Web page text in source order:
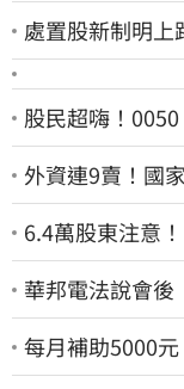
處置股新制明
股民超嗨！
外資連9賣！國
6.4萬股東注意
華邦電法說會
每月補助5000